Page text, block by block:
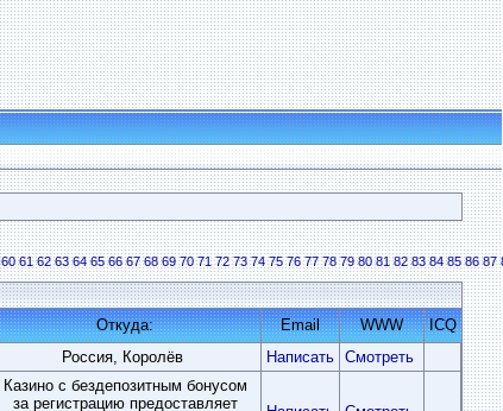
60 61 62 63 64 65 66 67 68 69 70 71 72 73 74 75 76 77 78 79 80 81 82 83 84 85 86 87
Откуда: Email WWW
ICQ
Россия, Королёв Написать Смотреть
Казино с бездепозитным бонусом
за регистрацию предоставляет